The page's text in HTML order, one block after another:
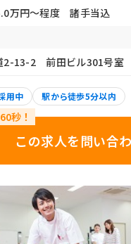
万円〜程度 諸手当込
2-13-2 前田ビル301号室
用中 駅から徒歩5分以内
この求人を問い合